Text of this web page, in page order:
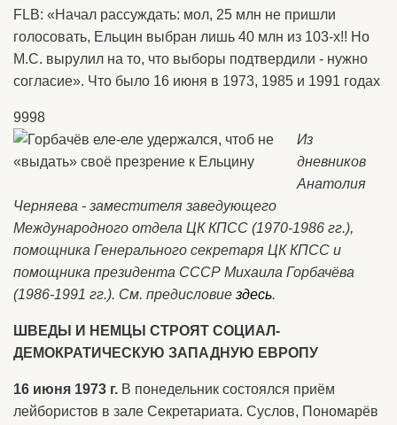
FLB: «Начал рассуждать: мол, 25 млн не пришли
голосовать, Ельцин выбран лишь 40 млн из 103-х!! Но
М.С. вырулил на то, что выборы подтвердили - нужно
согласие». Что было 16 июня в 1973, 1985 и 1991 годах
9998
Из
дневников
Анатолия
Черняева - заместителя заведующего
Международного отдела ЦК КПСС (1970-1986 гг.),
помощника Генерального секретаря ЦК КПСС и
помощника президента СССР Михаила Горбачёва
(1986-1991 гг.). См. предисловие здесь.
ШВЕДЫ И НЕМЦЫ СТРОЯТ СОЦИАЛ-
ДЕМОКРАТИЧЕСКУЮ ЗАПАДНУЮ ЕВРОПУ
16 июня 1973 г. В понедельник состоялся приём
лейбористов в зале Секретариата. Суслов, Пономарёв